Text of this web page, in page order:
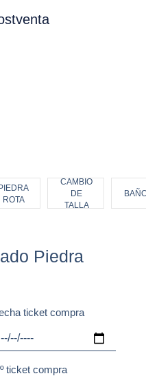
ROTA
CAMBIO
DE
TALLA
Piedra
ticket compra
ticket compra